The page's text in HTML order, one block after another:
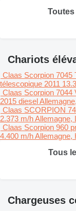
Chariots
Claas Scorpion 7045
télescopique 2011
Claas Scorpion 7044
2015 diesel
Claas SCORPION
2.373 m/hAllemagne,
Claas Scorpion 960
4.400 m/hAllemagne,
Tous
Chargeuses